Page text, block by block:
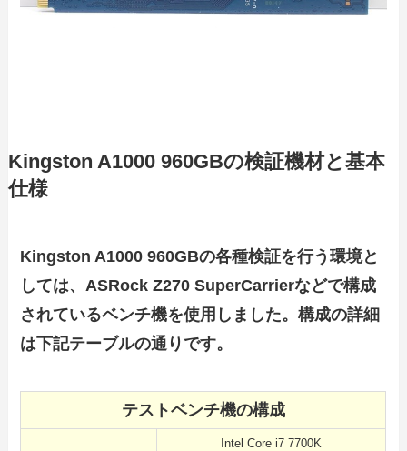
Kingston A1000 960GBの検証機材と基本
仕様
Kingston A1000 960GBの各種検証を行う環境と
しては、ASRock Z270 SuperCarrierなどで構成
されているベンチ機を使用しました。構成の詳細
は下記テーブルの通りです。
テストベンチ機の構成
Intel Core i7 7700K